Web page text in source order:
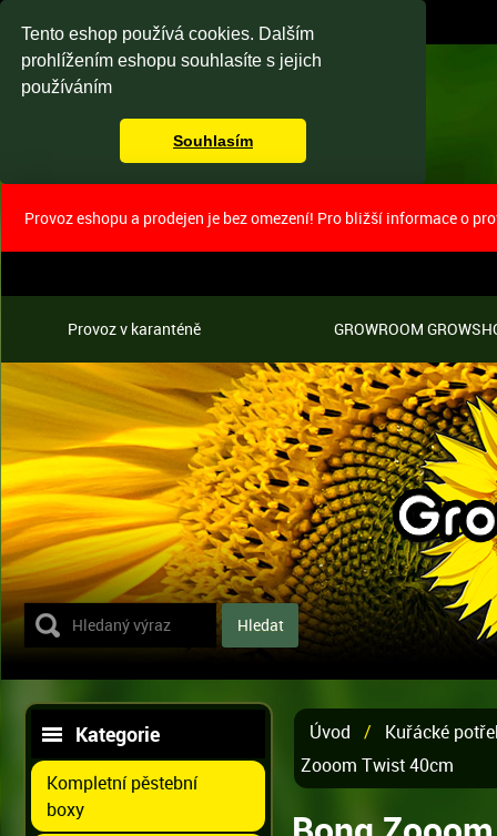
Tento eshop používá cookies. Dalším
prohlížením eshopu souhlasíte s jejich
používáním
Souhlasím
Provoz eshopu a prodejen je bez omezení! Pro bližší informace o
Provoz v karanténě GROWROOM
Kategorie
Kompletní pěstební
boxy
Úvod /
Kuřácké
Zooom Twist 40cm